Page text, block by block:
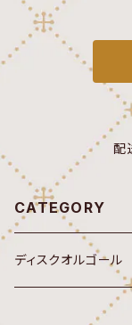
配
CATEGORY
ディスクオルゴール